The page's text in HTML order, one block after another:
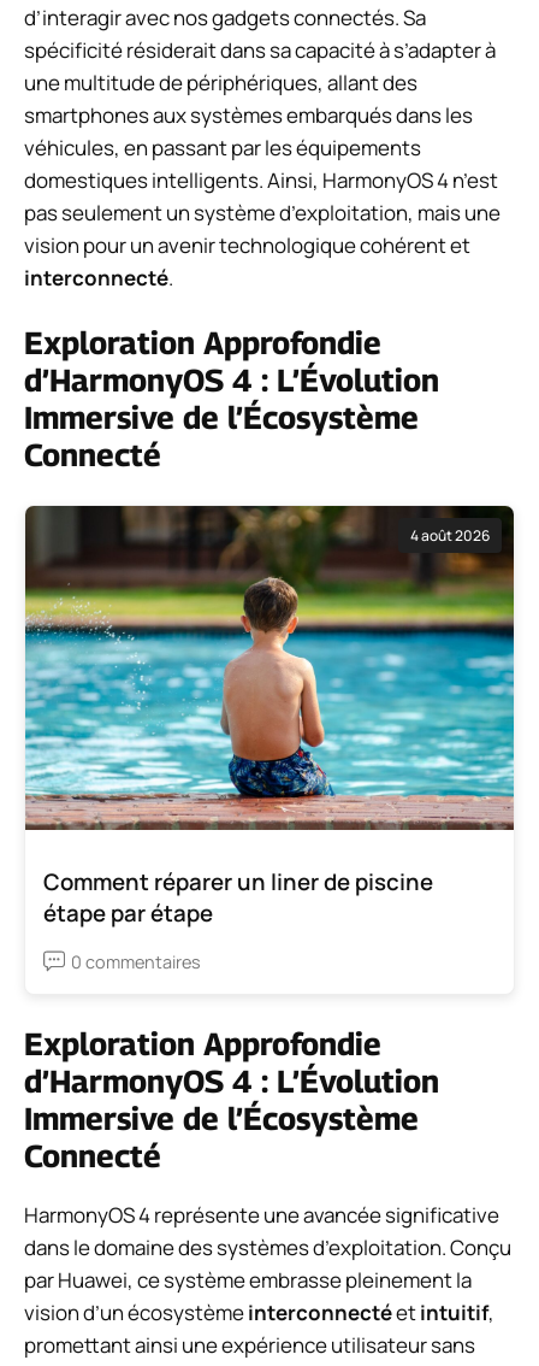
d’interagir avec nos gadgets connectés. Sa
spécificité résiderait dans sa capacité à s’adapter à
une multitude de périphériques, allant des
smartphones aux systèmes embarqués dans les
véhicules, en passant par les équipements
domestiques intelligents. Ainsi, HarmonyOS 4 n’est
pas seulement un système d’exploitation, mais une
vision pour un avenir technologique cohérent et
interconnecté.
Exploration Approfondie
d’HarmonyOS 4 : L’Évolution
Immersive de l’Écosystème
Connecté
4 août 2026
Comment réparer un liner de piscine
étape par étape
0 commentaires
Exploration Approfondie
d’HarmonyOS 4 : L’Évolution
Immersive de l’Écosystème
Connecté
HarmonyOS 4 représente une avancée significative
dans le domaine des systèmes d’exploitation. Conçu
par Huawei, ce système embrasse pleinement la
vision d’un écosystèmeinterconnectéetintuitif,
promettant ainsi une expérience utilisateur sans